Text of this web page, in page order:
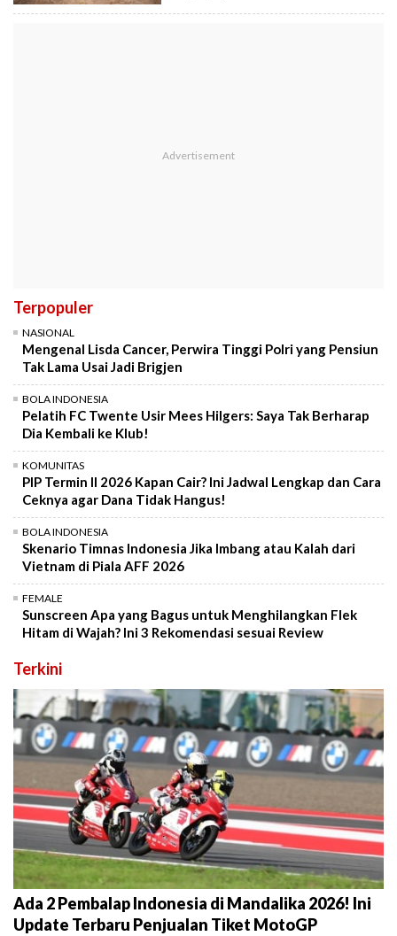
Terpopuler
NASIONAL
Mengenal Lisda Cancer, Perwira Tinggi Polri yang Pensiun
Tak Lama Usai Jadi Brigjen
BOLA INDONESIA
Pelatih FC Twente Usir Mees Hilgers: Saya Tak Berharap
Dia Kembali ke Klub!
KOMUNITAS
PIP Termin II 2026 Kapan Cair? Ini Jadwal Lengkap dan Cara
Ceknya agar Dana Tidak Hangus!
BOLA INDONESIA
Skenario Timnas Indonesia Jika Imbang atau Kalah dari
Vietnam di Piala AFF 2026
FEMALE
Sunscreen Apa yang Bagus untuk Menghilangkan Flek
Hitam di Wajah? Ini 3 Rekomendasi sesuai Review
Terkini
Ada 2 Pembalap Indonesia di Mandalika 2026! Ini
Update Terbaru Penjualan Tiket MotoGP